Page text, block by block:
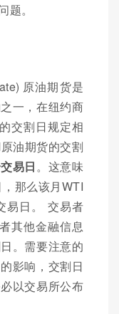
。
原油期货是
一，在纽约商
交割日规定相
油期货的交割
易日。这意味
那么该月WTI
易日。 交易者
其他金融信息
。需要注意的
影响，交割日
以交易所公布